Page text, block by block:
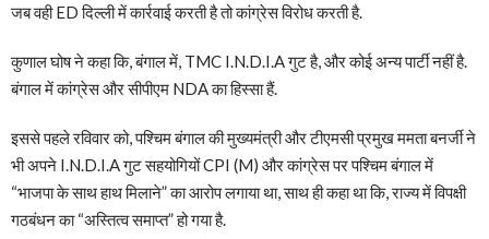
जब वही ED दिल्ली में कार्रवाई करती है तो कांग्रेस विरोध करती है.
कुणाल घोष ने कहा कि, बंगाल में, TMC I.N.D.I.A गुट है, और कोई अन्य पार्टी नहीं है.
बंगाल में कांग्रेस और सीपीएम NDA का हिस्सा हैं.
इससे पहले रविवार को, पश्चिम बंगाल की मुख्यमंत्री और टीएमसी प्रमुख ममता बनर्जी ने
भी अपने I.N.D.I.A गुट सहयोगियों CPI (M) और कांग्रेस पर पश्चिम बंगाल में
“भाजपा के साथ हाथ मिलाने” का आरोप लगाया था, साथ ही कहा था कि, राज्य में विपक्षी
गठबंधन का “अस्तित्व समाप्त” हो गया है.